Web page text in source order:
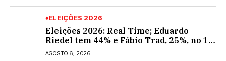
♦ELEIÇÕES 2026
Eleições 2026: Real Time; Eduardo
Riedel tem 44% e Fábio Trad, 25%, no 1º
turno para o governo do MS
AGOSTO 6, 2026